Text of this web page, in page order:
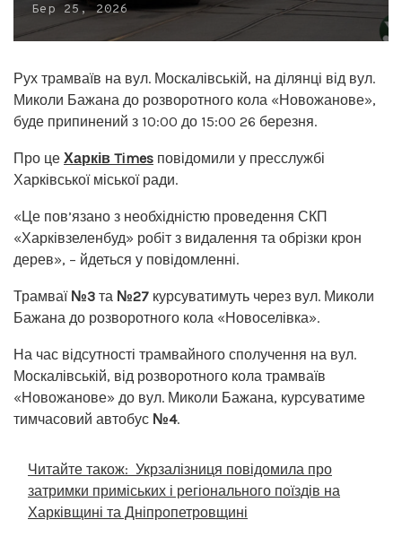
Бер 25, 2026
Рух трамваїв на вул. Москалівській, на ділянці від вул.
Миколи Бажана до розворотного кола «Новожанове»,
буде припинений з 10:00 до 15:00 26 березня.
Про це Харків Times повідомили у пресслужбі
Харківської міської ради.
«Це пов’язано з необхідністю проведення СКП
«Харківзеленбуд» робіт з видалення та обрізки крон
дерев», – йдеться у повідомленні.
Трамваї №3 та №27 курсуватимуть через вул. Миколи
Бажана до розворотного кола «Новоселівка».
На час відсутності трамвайного сполучення на вул.
Москалівській, від розворотного кола трамваїв
«Новожанове» до вул. Миколи Бажана, курсуватиме
тимчасовий автобус №4.
Читайте також: Укрзалізниця повідомила про
затримки приміських і регіонального поїздів на
Харківщині та Дніпропетровщині